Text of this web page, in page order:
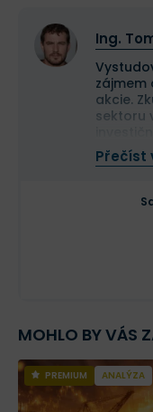
Ing.
zájmem
akcie.
sektoru
a
Přečíst
MOHLO BY VÁS
PREMIUM ANALÝZA